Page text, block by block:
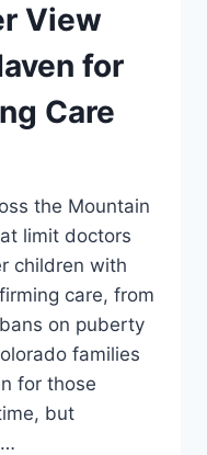
View
for
Care
the Mountain
limit doctors
children with
care, from
on puberty
families
for those
but